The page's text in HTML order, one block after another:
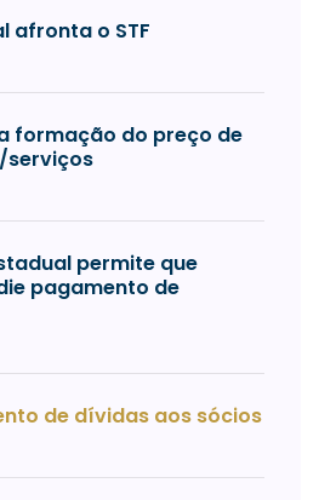
afronta o STF
formação do preço de
serviços
permite que
pagamento de
de dívidas aos sócios